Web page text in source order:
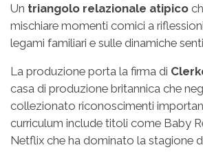
Un triangolo relazionale atipico
mischiare momenti comici a
legami familiari e sulle dinamiche
La produzione porta la firma di
casa di produzione britannica che
collezionato riconoscimenti
curriculum include titoli come Baby
Netflix che ha dominato la stagione